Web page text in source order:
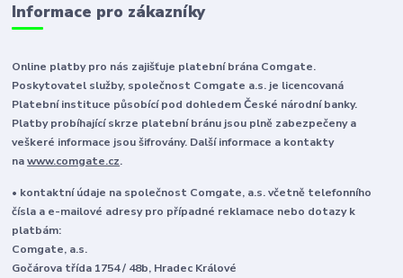
Informace pro zákazníky
Online platby pro nás zajišťuje platební brána Comgate.
Poskytovatel služby, společnost Comgate a.s. je licencovaná
Platební instituce působící pod dohledem České národní banky.
Platby probíhající skrze platební bránu jsou plně zabezpečeny a
veškeré informace jsou šifrovány. Další informace a kontakty
nawww.comgate.cz.
• kontaktní údaje na společnost Comgate, a.s. včetně telefonního
čísla a e-mailové adresy pro případné reklamace nebo dotazy k
platbám:
Comgate, a.s.
Gočárova třída 1754 / 48b, Hradec Králové